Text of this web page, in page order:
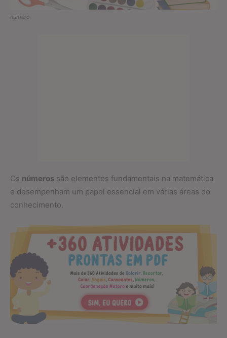
numero
Os números são elementos fundamentais na matemática
e desempenham um papel essencial em várias áreas do
conhecimento.